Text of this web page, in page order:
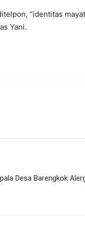
“identitas
Yani.
Desa Barengkok